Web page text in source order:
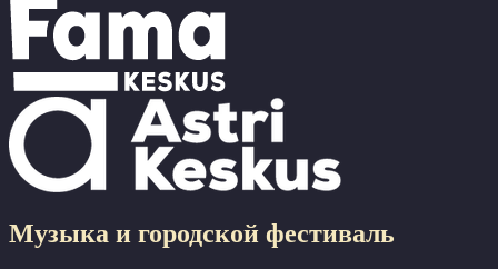
Музыка и городской фестиваль